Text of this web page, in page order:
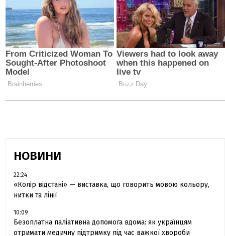
НОВИНИ
22:24
«Колір відстані» — виставка, що говорить мовою кольору,
нитки та лінії
10:09
Безоплатна паліативна допомога вдома: як українцям
отримати медичну підтримку під час важкої хвороби